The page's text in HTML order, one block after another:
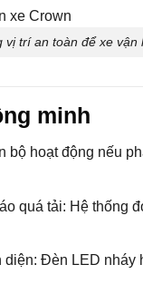
vị trí an toàn để xe vận
minh
bộ hoạt động nếu
quá tải: Hệ thống
Đèn LED nháy